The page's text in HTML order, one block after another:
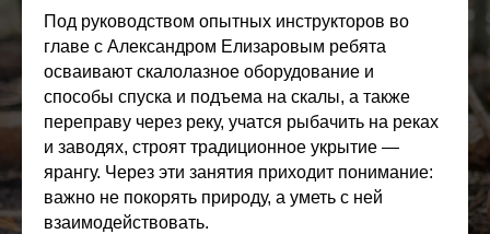
Под руководством опытных инструкторов во
главе с Александром Елизаровым ребята
осваивают скалолазное оборудование и
способы спуска и подъема на скалы, а также
переправу через реку, учатся рыбачить на реках
и заводях, строят традиционное укрытие —
ярангу. Через эти занятия приходит понимание:
важно не покорять природу, а уметь с ней
взаимодействовать.